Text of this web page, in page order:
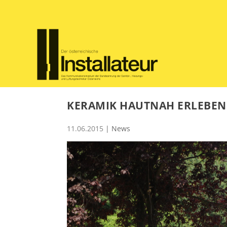
KERAMIK HAUTNAH ERLEBEN
11.06.2015 | News